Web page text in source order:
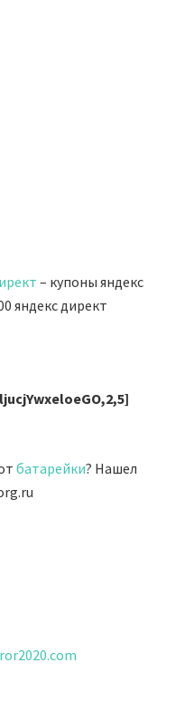
– купоны яндекс
яндекс директ
батарейки? Нашел